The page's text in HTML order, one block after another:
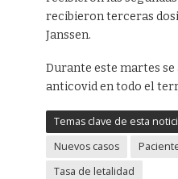
recibieron terceras
Janssen.
Durante este martes
anticovid en todo el
Temas clave de esta
Nuevos casos
Tasa de letalidad